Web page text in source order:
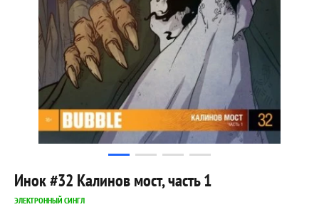
Инок #32 Калинов мост, часть 1
ЭЛЕКТРОННЫЙ СИНГЛ